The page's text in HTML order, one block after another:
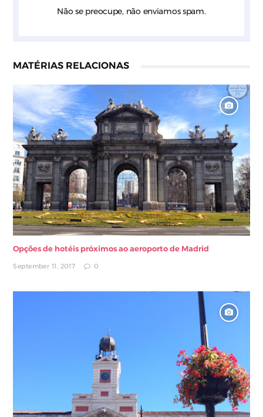
Não se preocupe, não enviamos spam.
MATÉRIAS RELACIONAS
Opções de hotéis próximos ao aeroporto de Madrid
September 11, 2017 0